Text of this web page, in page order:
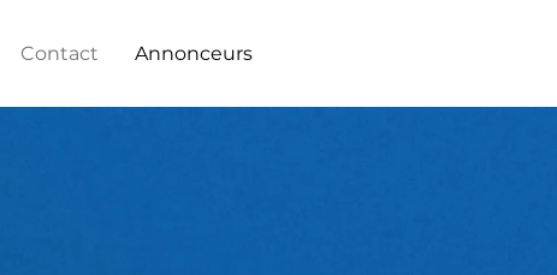
Contact Annonceurs